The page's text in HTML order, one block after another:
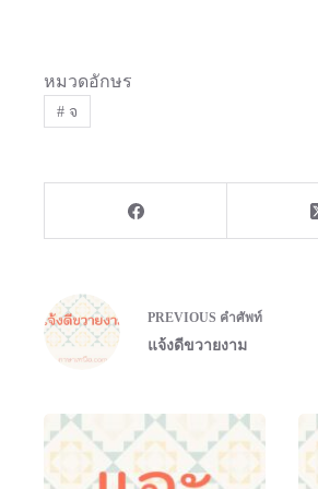
หมวดอักษร
#จ
PREVIOUS คำศัพท์
แจ้งดีขวายงาม